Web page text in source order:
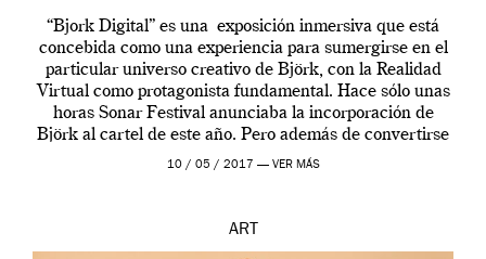
“Bjork Digital” es una exposición inmersiva que está
concebida como una experiencia para sumergirse en el
particular universo creativo de Björk, con la Realidad
Virtual como protagonista fundamental. Hace sólo unas
horas Sonar Festival anunciaba la incorporación de
Björk al cartel de este año. Pero además de convertirse
en una de las actuaciones más relevantes […]
10 / 05 / 2017 — VER MÁS
ART